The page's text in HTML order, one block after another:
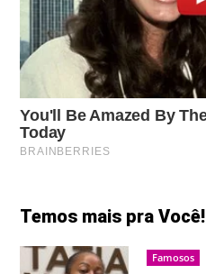
Temos mais pra Você!
Famosos